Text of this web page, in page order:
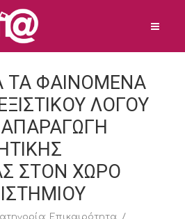
ΤΑ ΦΑΙΝΟΜΕΝΑ
ΛΟΓΟΥ
ΣΤΟΝ ΧΩΡΟ
Επικαιρότητα